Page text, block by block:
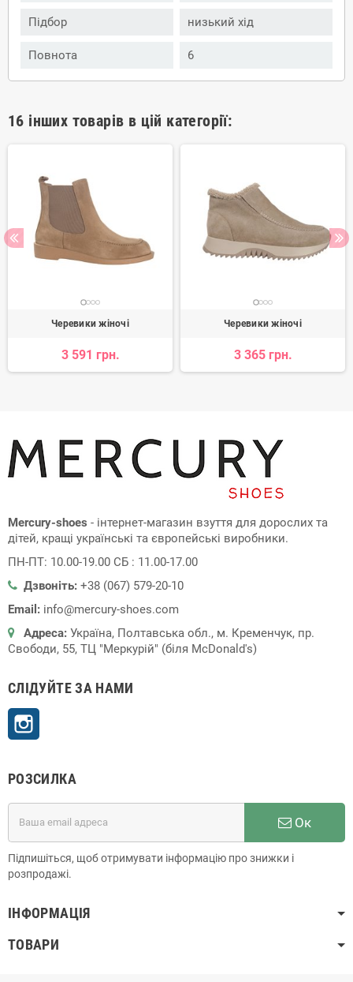
Підбор низький хід
Повнота 6
16 інших товарів в цій категорії:
Черевики жіночі
3 591 грн.
Черевики жіночі
3 365 грн.
Mercury-shoes - інтернет-магазин взуття для дорослих та
дітей, кращі українські та європейські виробники.
ПН-ПТ: 10.00-19.00 СБ : 11.00-17.00
Дзвоніть: +38 (067) 579-20-10
Email: info@mercury-shoes.com
Адреса: Україна, Полтавська обл., м. Кременчук, пр.
Свободи, 55, ТЦ "Меркурій" (біля McDonald's)
СЛІДУЙТЕ ЗА НАМИ
РОЗСИЛКА
Ок
Підпишіться, щоб отримувати інформацію про знижки і
розпродажі.
ІНФОРМАЦІЯ
ТОВАРИ